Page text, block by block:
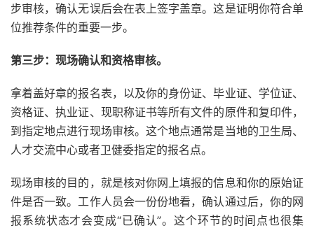
步审核，确认无误后会在表上签字盖章。这是证明你符合单
位推荐条件的重要一步。
第三步：现场确认和资格审核。
拿着盖好章的报名表，以及你的身份证、毕业证、学位证、
资格证、执业证、现职称证书等所有文件的原件和复印件，
到指定地点进行现场审核。这个地点通常是当地的卫生局、
人才交流中心或者卫健委指定的报名点。
现场审核的目的，就是核对你网上填报的信息和你的原始证
件是否一致。工作人员会一份份地看，确认通过后，你的网
报系统状态才会变成“已确认”。这个环节的时间点也很集